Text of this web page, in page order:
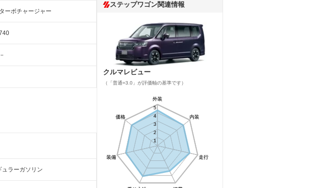
ターボチャージャー
－
ュラーガソリン
ステップワゴン関連情報
クルマレビュー
（「普通=3.0」が評価軸の基準です）
外装
内装
走行
装備
価格
1
2
3
4
5
外装
内装
走行
装備
価格
1
2
3
4
5